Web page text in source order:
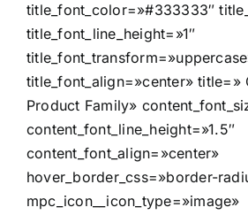
title_font_color=»#333333″
title_font_line_height=»1″
title_font_align=»center» title=»
Product Family»
content_font_line_height=»1.5″
content_font_align=»center»
hover_border_css=»border-
mpc_icon__icon_type=»image»